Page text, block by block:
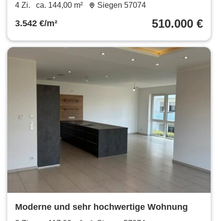
4 Zi. ca. 144,00 m² Siegen 57074
3.542 €/m² 510.000 €
Moderne und sehr hochwertige Wohnung